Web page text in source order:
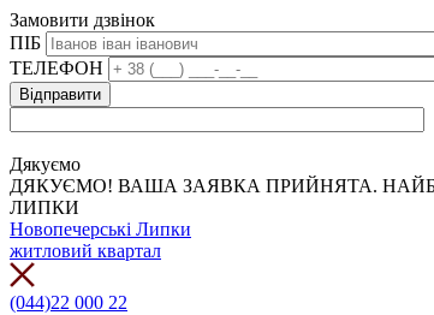
Замовити дзвінок
ПІБ
ТЕЛЕФОН
Дякуємо
ДЯКУЄМО! ВАША ЗАЯВКА ПРИЙНЯТА.
ЛИПКИ
Новопечерські Липки
житловий квартал
(044)22 000 22